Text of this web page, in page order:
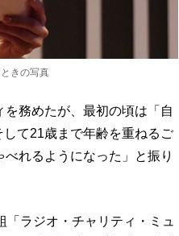
きの写真
を務めたが、最初の頃は「自
て21歳まで年齢を重ねるご
れるようになった」と振り
ラジオ・チャリティ・ミュ